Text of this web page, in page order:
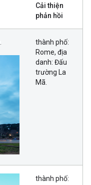
Cải thiện
phản hồi
thành phố:
Rome, địa
danh: Đấu
trường La
Mã.
thành phố: